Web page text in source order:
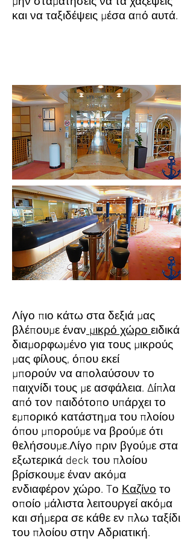
και να ταξιδέψεις μέσα από αυτά.
Λίγο πιο κάτω στα δεξιά μας
βλέπουμε ένανμικρό χώροειδικά
διαμορφωμένο για τους μικρούς
μας φίλους, όπου εκεί
μπορούν να απολαύσουν το
παιχνίδι τους με ασφάλεια. Δίπλα
από τον παιδότοπο υπάρχει το
εμπορικό κατάστημα του πλοίου
όπου μπορούμε να βρούμε ότι
θελήσουμε.Λίγο πριν βγούμε στα
εξωτερικά deck του πλοίου
βρίσκουμε έναν ακόμα
ενδιαφέρον χώρο. Tο Καζίνο το
οποίο μάλιστα λειτουργεί ακόμα
και σήμερα σε κάθε εν πλω ταξίδι
του πλοίου στην Αδριατική.